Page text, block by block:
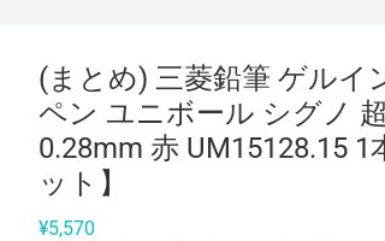
(まとめ) 三菱鉛筆 ゲルイ
ペン ユニボール シグノ
0.28mm 赤 UM15128.15 1
ット】
¥5,570